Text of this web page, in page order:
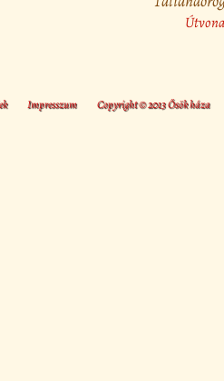
Impresszum Copyright © 2013 Ősök háza